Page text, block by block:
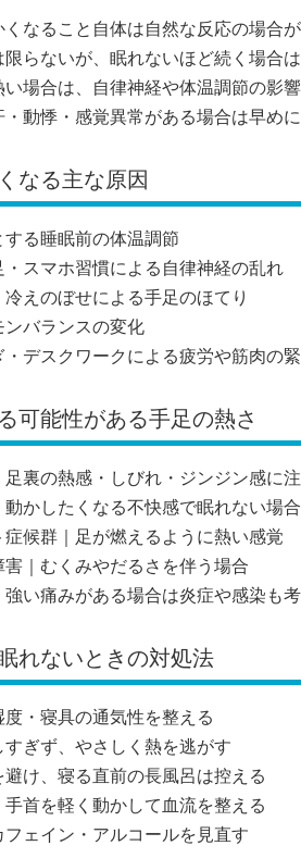
なること自体は自然な反応の場合
限らないが、眠れないほど続く場合
い場合は、自律神経や体温調節の影
・動悸・感覚異常がある場合は早め
なる主な原因
る睡眠前の体温調節
・スマホ習慣による自律神経の乱れ
えのぼせによる手足のほてり
バランスの変化
デスクワークによる疲労や筋肉の
可能性がある手足の熱さ
裏の熱感・しびれ・ジンジン感に
かしたくなる不快感で眠れない場合
候群｜足が燃えるように熱い感覚
｜むくみやだるさを伴う場合
強い痛みがある場合は炎症や感染も
れないときの対処法
・寝具の通気性を整える
ぎず、やさしく熱を逃がす
避け、寝る直前の長風呂は控える
首を軽く動かして血流を整える
ェイン・アルコールを見直す